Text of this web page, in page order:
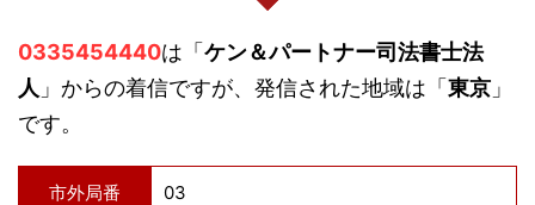
0335454440は「 ケン＆パートナー司法書士法
人 」からの着信ですが、発信された地域は「 東京 」
です。
市外局番 03